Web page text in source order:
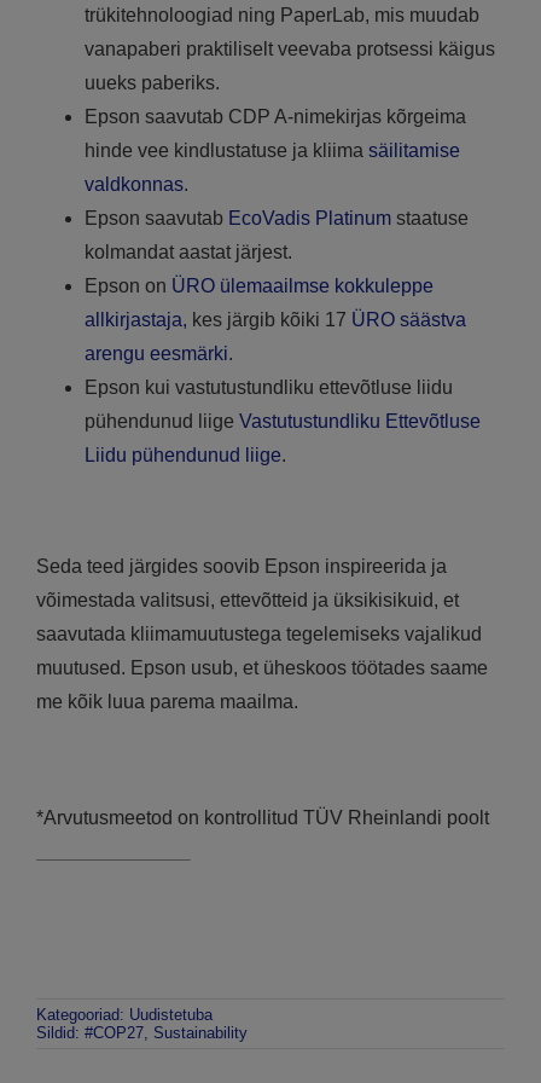
trükitehnoloogiad ning PaperLab, mis muudab
vanapaberi praktiliselt veevaba protsessi käigus
uueks paberiks.
Epson saavutab CDP A-nimekirjas kõrgeima
hinde vee kindlustatuse ja kliima säilitamise
valdkonnas.
Epson saavutab EcoVadis Platinumstaatuse
kolmandat aastat järjest.
Epson on ÜRO ülemaailmse kokkuleppe
allkirjastaja, kes järgib kõiki 17 ÜRO säästva
arengu eesmärki.
Epson kui vastutustundliku ettevõtluse liidu
pühendunud liige Vastutustundliku Ettevõtluse
Liidu pühendunud liige.
Seda teed järgides soovib Epson inspireerida ja
võimestada valitsusi, ettevõtteid ja üksikisikuid, et
saavutada kliimamuutustega tegelemiseks vajalikud
muutused. Epson usub, et üheskoos töötades saame
me kõik luua parema maailma.
*Arvutusmeetod on kontrollitud TÜV Rheinlandi poolt
Kategooriad: Uudistetuba
Sildid: #COP27, Sustainability